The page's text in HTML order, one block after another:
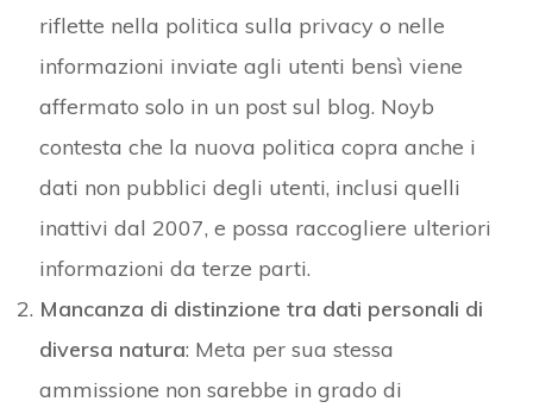
riflette nella politica sulla privacy o nelle
informazioni inviate agli utenti bensì viene
affermato solo in un post sul blog. Noyb
contesta che la nuova politica copra anche i
dati non pubblici degli utenti, inclusi quelli
inattivi dal 2007, e possa raccogliere ulteriori
informazioni da terze parti.
Mancanza di distinzione tra dati personali di
diversa natura: Meta per sua stessa
ammissione non sarebbe in grado di